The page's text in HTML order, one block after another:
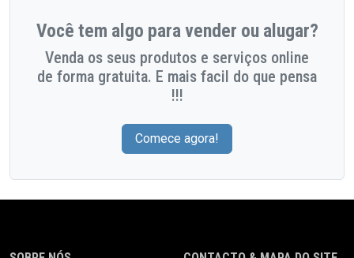
Você tem algo para vender ou alugar?
Venda os seus produtos e serviços online
de forma gratuita. E mais facil do que pensa
!!!
Comece agora!